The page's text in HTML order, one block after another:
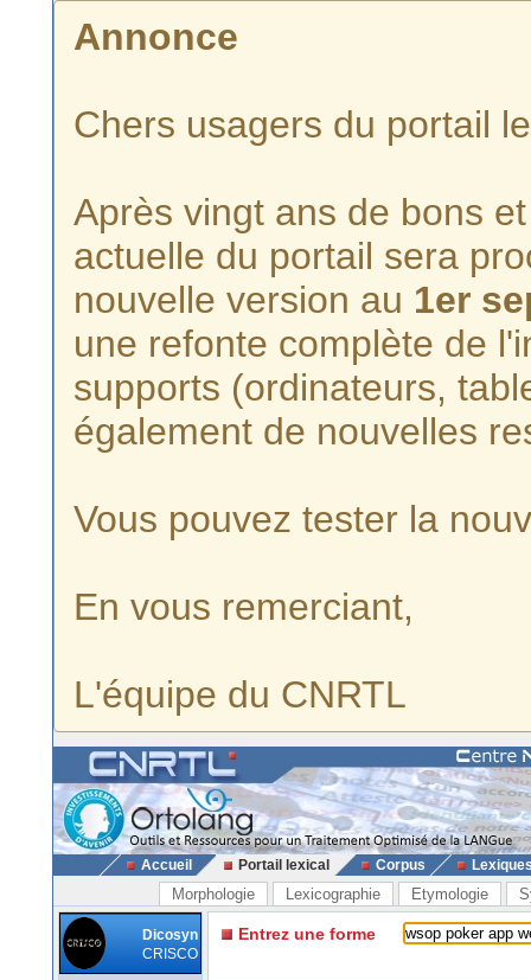
Annonce
Chers usagers du portail
Après vingt ans de bons
actuelle du portail sera
nouvelle version au 1er
une refonte complète de
supports (ordinateurs,
également de nouvelles
Vous pouvez tester la
En vous remerciant,
L'équipe du CNRTL
Accueil Portail lexical Corpus
Morphologie Lexicographie Etymologie
Dicosyn
CRISCO
Entrez une forme